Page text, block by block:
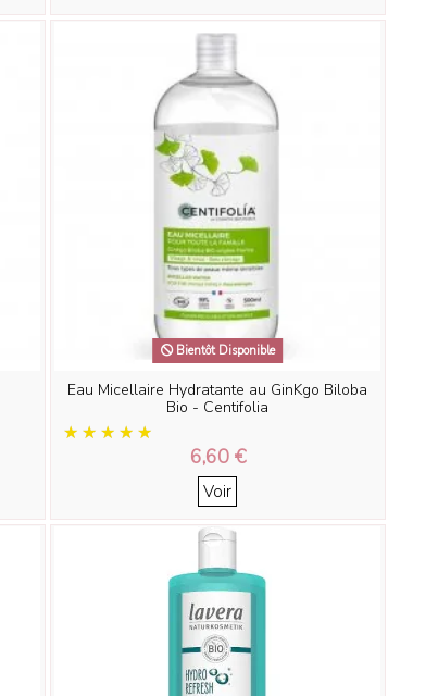
Bientôt Disponible
Eau Micellaire Hydratante au GinKgo Biloba
Bio - Centifolia
6,60 €
Voir